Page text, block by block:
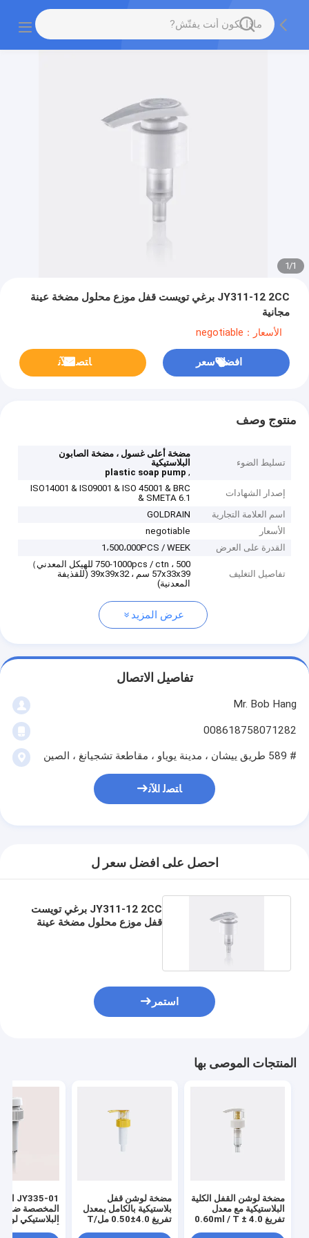
1
/
1
JY311-12 2CC برغي تويست قفل موزع محلول مضخة عينة
مجانية
الأسعار：negotiable
افضل سعر ﺎﺘﺼﻟ ﺍﻶﻧ
منتوج وصف
تسليط الضوء
مضخة أعلى غسول ، مضخة الصابون
البلاستيكية
,
plastic soap pump
إصدار الشهادات
ISO14001 & IS09001 & ISO 45001 & BRC
& SMETA 6.1
اسم العلامة التجارية
GOLDRAIN
الأسعار
negotiable
القدرة على العرض
1،500،000PCS / WEEK
تفاصيل التغليف
750-1000pcs / ctn ، 500 للهيكل المعدني）
57x33x39 سم ، 39x39x32 (للقذيفة
المعدنية)
عرض المزيد
تفاصيل الاتصال
Mr. Bob Hang
008618758071282
# 589 طريق ييشان ، مدينة يوياو ، مقاطعة تشجيانغ ، الصين
ﺎﺘﺼﻟ ﺍﻶﻧ
احصل على افضل سعر ل
JY311-12 2CC برغي تويست
قفل موزع محلول مضخة عينة
استمر
المنتجات الموصى بها
مضخة لوشن القفل الكلية
البلاستيكية مع معدل
تفريغ 4.0 ± 0.60ml / T
مضخة لوشن قفل
بلاستيكية بالكامل بمعدل
تفريغ 4.0±0.50 مل/T
المخصصة ضد
البلاستيكي